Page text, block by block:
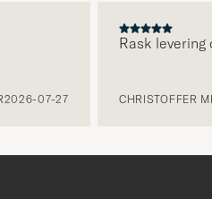
2026-07-27
Rask
CHRISTOFFER